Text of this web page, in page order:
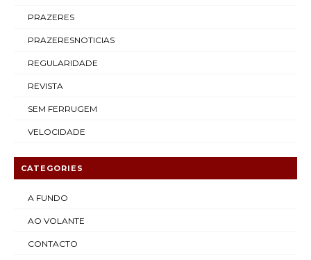
PRAZERES
PRAZERESNOTICIAS
REGULARIDADE
REVISTA
SEM FERRUGEM
VELOCIDADE
CATEGORIES
A FUNDO
AO VOLANTE
CONTACTO